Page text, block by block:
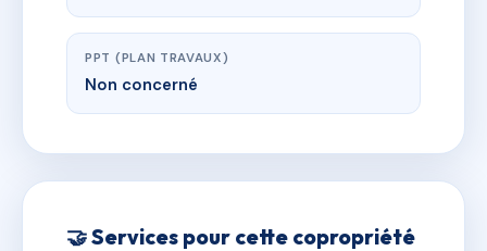
PPT (PLAN TRAVAUX)
Non concerné
🤝 Services pour cette copropriété